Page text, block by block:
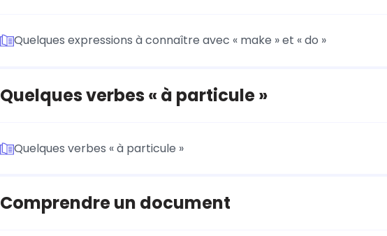
Quelques expressions à connaître avec « make » et « do »
Quelques verbes « à particule »
Quelques verbes « à particule »
Comprendre un document